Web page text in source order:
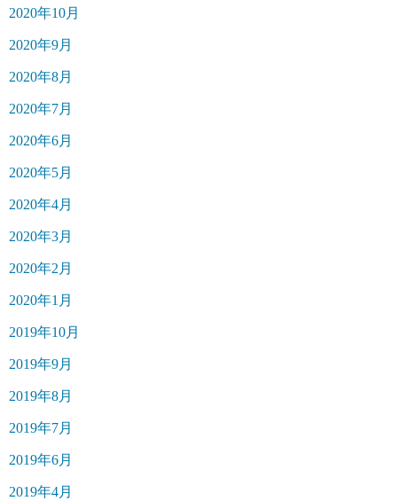
2020年10月
2020年9月
2020年8月
2020年7月
2020年6月
2020年5月
2020年4月
2020年3月
2020年2月
2020年1月
2019年10月
2019年9月
2019年8月
2019年7月
2019年6月
2019年4月